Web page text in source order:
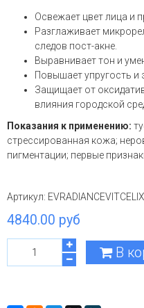
Освежает цвет лица и
Разглаживает
следов пост-акне.
Выравнивает тон и
Повышает упругость и
Защищает от
влияния городской
Показания к применению:
стрессированная кожа;
пигментации; первые
Артикул:
4840.00 руб
В